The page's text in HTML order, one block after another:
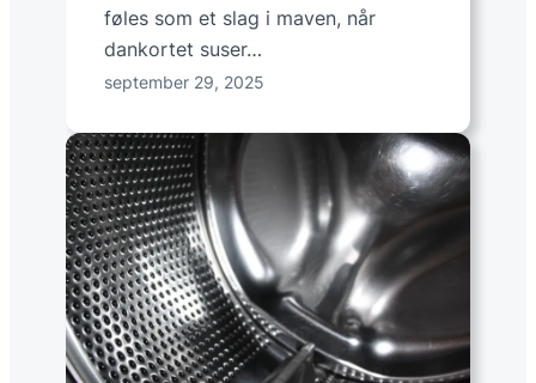
føles som et slag i maven, når
dankortet suser…
september 29, 2025